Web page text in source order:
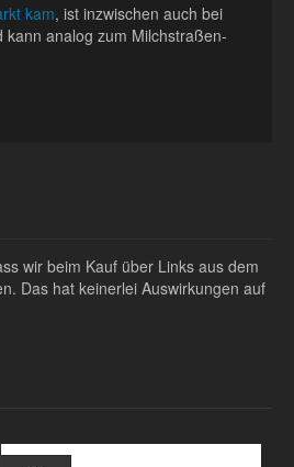
kam, ist inzwischen auch bei
analog zum Milchstraßen-
wir beim Kauf über Links aus dem
Das hat keinerlei Auswirkungen auf